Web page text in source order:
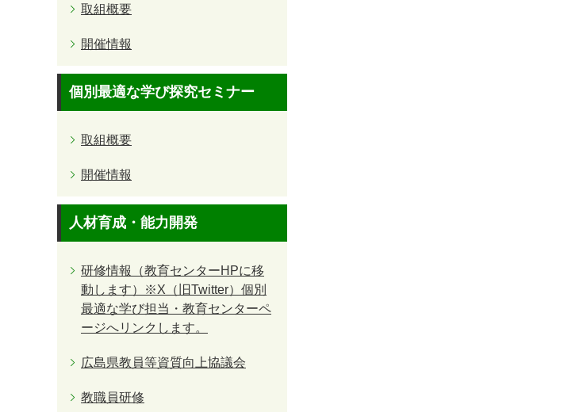
取組概要
開催情報
個別最適な学び探究セミナー
取組概要
開催情報
人材育成・能力開発
研修情報（教育センターHPに移
動します）※X（旧Twitter）個別
最適な学び担当・教育センターペ
ージへリンクします。
広島県教員等資質向上協議会
教職員研修